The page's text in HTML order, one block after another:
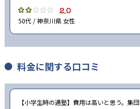
2.0
50代 / 神奈川県 女性
料金に関する口コミ
【小学生時の通塾】費用は高いと思う。集団